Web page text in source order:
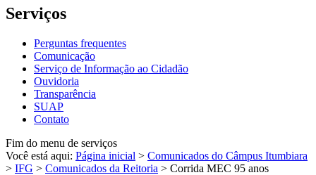
Serviços
Perguntas frequentes
Comunicação
Serviço de Informação ao Cidadão
Ouvidoria
Transparência
SUAP
Contato
Fim do menu de serviços
Você está aqui: Página inicial > Comunicados do Câmpus Itumbiara
> IFG > Comunicados da Reitoria > Corrida MEC 95 anos